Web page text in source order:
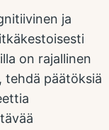
ja
on rajallinen
tehdä päätöksiä